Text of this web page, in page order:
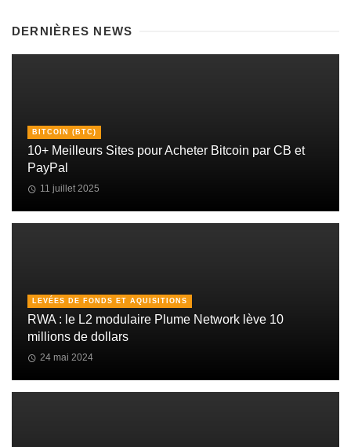
DERNIÈRES NEWS
BITCOIN (BTC)
10+ Meilleurs Sites pour Acheter Bitcoin par CB et
PayPal
11 juillet 2025
LEVÉES DE FONDS ET AQUISITIONS
RWA : le L2 modulaire Plume Network lève 10
millions de dollars
24 mai 2024